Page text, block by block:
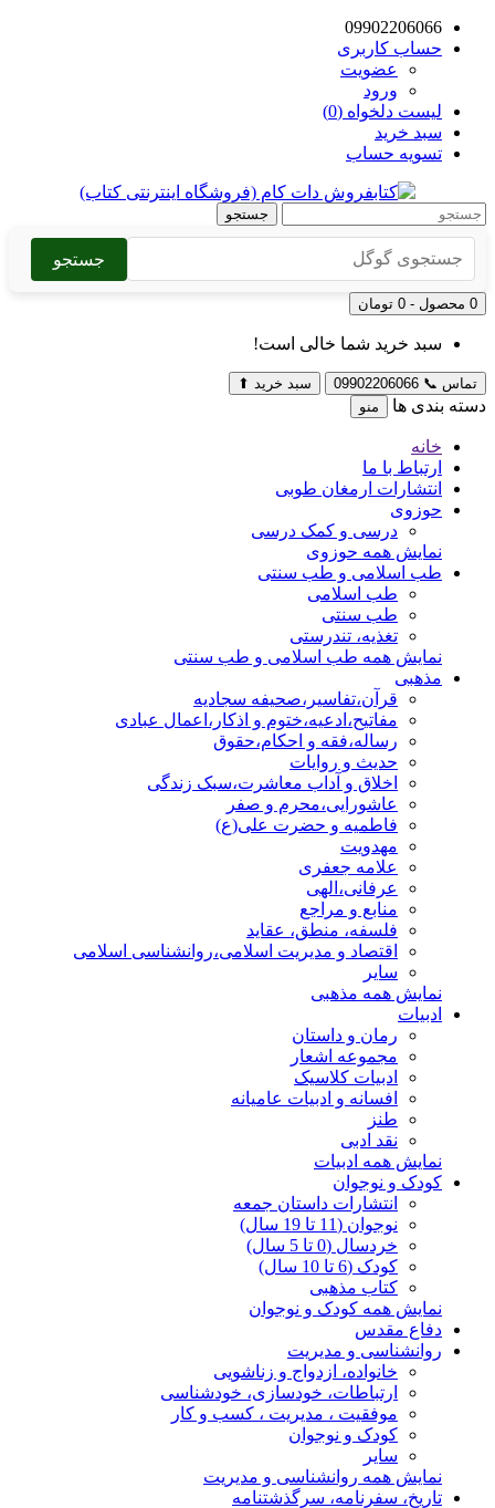
09902206066
حساب کاربری
عضویت
ورود
لیست دلخواه (0)
سبد خرید
تسویه حساب
جستجو
جستجو
0 محصول - 0 تومان
سبد خرید شما خالی است!
تماس 📞
09902206066 سبد خرید ⬆
دسته بندی ها منو
خانه
ارتباط با ما
انتشارات ارمغان طوبی
حوزوی
درسی و کمک درسی
نمایش همه حوزوی
طب اسلامی و طب سنتی
طب اسلامی
طب سنتی
تغذیه، تندرستی
نمایش همه طب اسلامی و طب سنتی
مذهبی
قرآن،تفاسیر،صحیفه سجادیه
مفاتیح،ادعیه،ختوم و اذکار،اعمال عبادی
رساله،فقه و احکام،حقوق
حدیث و روایات
اخلاق و آداب معاشرت،سبک زندگی
عاشورایی،محرم و صفر
فاطمیه و حضرت علی(ع)
مهدویت
علامه جعفری
عرفانی،الهی
منابع و مراجع
فلسفه، منطق، عقاید
اقتصاد و مدیریت اسلامی،روانشناسی اسلامی
سایر
نمایش همه مذهبی
ادبیات
رمان و داستان
مجموعه اشعار
ادبیات کلاسیک
افسانه و ادبیات عامیانه
طنز
نقد ادبی
نمایش همه ادبیات
کودک و نوجوان
انتشارات داستان جمعه
نوجوان (11 تا 19 سال)
خردسال (0 تا 5 سال)
کودک (6 تا 10 سال)
کتاب مذهبی
نمایش همه کودک و نوجوان
دفاع مقدس
روانشناسی و مدیریت
خانواده، ازدواج و زناشویی
ارتباطات، خودسازی، خودشناسی
موفقیت ، مدیریت ، کسب و کار
کودک و نوجوان
سایر
نمایش همه روانشناسی و مدیریت
تاریخ، سفرنامه، سرگذشتنامه